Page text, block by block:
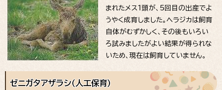
まれたメス1頭が、5回目の出産でよ
うやく成育しました。ヘラジカは飼育
自体がむずかしく、その後もいろい
ろ試みましたがよい結果が得られな
いため、現在は飼育していません。
ゼニガタアザラシ（人工保育）